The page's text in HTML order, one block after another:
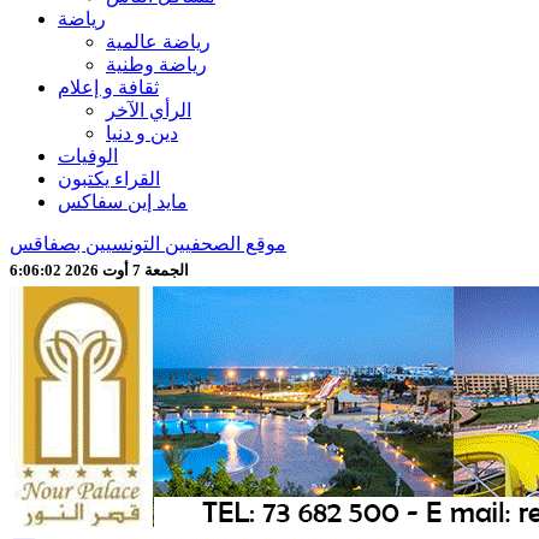
رياضة
رياضة عالمية
رياضة وطنية
ثقافة و إعلام
الرأي الآخر
دين و دنيا
الوفيات
القراء يكتبون
مايد إين سفاكس
موقع الصحفيين التونسيين بصفاقس
الجمعة 7 أوت 2026 6:06:05